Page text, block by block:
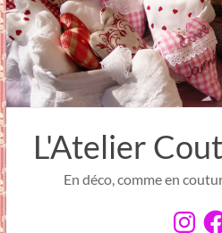
L'Atelier
En déco, comme en